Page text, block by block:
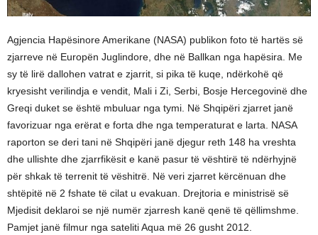
Agjencia Hapësinore Amerikane (NASA) publikon foto të hartës së
zjarreve në Europën Juglindore, dhe në Ballkan nga hapësira. Me
sy të lirë dallohen vatrat e zjarrit, si pika të kuqe, ndërkohë që
kryesisht verilindja e vendit, Mali i Zi, Serbi, Bosje Hercegovinë dhe
Greqi duket se është mbuluar nga tymi. Në Shqipëri zjarret janë
favorizuar nga erërat e forta dhe nga temperaturat e larta. NASA
raporton se deri tani në Shqipëri janë djegur reth 148 ha vreshta
dhe ullishte dhe zjarrfikësit e kanë pasur të vështirë të ndërhyjnë
për shkak të terrenit të vëshitrë. Në veri zjarret kërcënuan dhe
shtëpitë në 2 fshate të cilat u evakuan. Drejtoria e ministrisë së
Mjedisit deklaroi se një numër zjarresh kanë qenë të qëllimshme.
Pamjet janë filmur nga sateliti Aqua më 26 gusht 2012.